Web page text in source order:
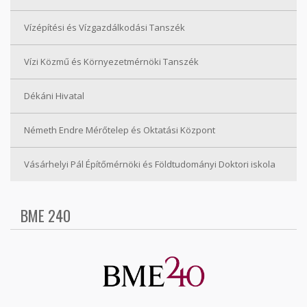
Vízépítési és Vízgazdálkodási Tanszék
Vízi Közmű és Környezetmérnöki Tanszék
Dékáni Hivatal
Németh Endre Mérőtelep és Oktatási Központ
Vásárhelyi Pál Építőmérnöki és Földtudományi Doktori iskola
BME 240